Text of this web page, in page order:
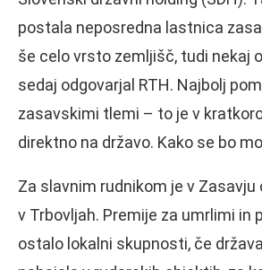
postala neposredna lastnica
še celo vrsto zemljišč, tudi nekaj
sedaj odgovarjal RTH. Najbolj
zasavskimi tlemi – to je v
direktno na državo. Kako se bo
Za slavnim rudnikom je v
v Trbovljah. Premije za umrlimi in
ostalo lokalni skupnosti, če